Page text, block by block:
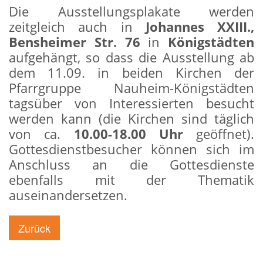
Die Ausstellungsplakate werden
zeitgleich auch in Johannes XXIII.,
Bensheimer Str. 76 in Königstädten
aufgehängt, so dass die Ausstellung ab
dem 11.09. in beiden Kirchen der
Pfarrgruppe Nauheim-Königstädten
tagsüber von Interessierten besucht
werden kann (die Kirchen sind täglich
von ca. 10.00-18.00 Uhrgeöffnet).
Gottesdienstbesucher können sich im
Anschluss an die Gottesdienste
ebenfalls mit der Thematik
auseinandersetzen.
Zurück